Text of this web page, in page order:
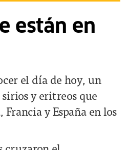
están en
el día de hoy, un
y eritreos que
y España en los